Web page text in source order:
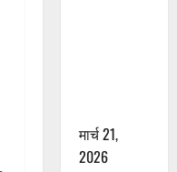
मार्च 21,
2026